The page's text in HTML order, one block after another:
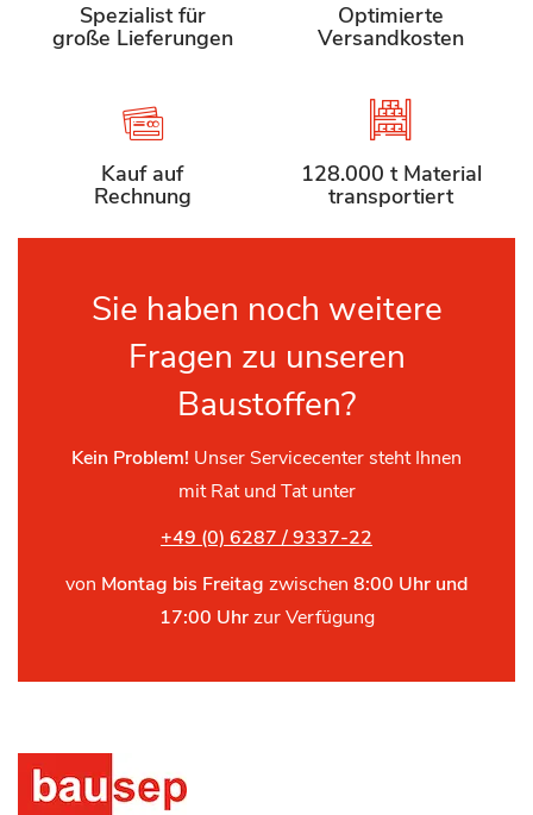
Spezialist für
große Lieferungen
Optimierte
Versandkosten
Kauf auf
Rechnung
128.000 t Material
transportiert
Sie haben noch weitere
Fragen zu unseren
Baustoffen?
Kein Problem! Unser Servicecenter steht Ihnen
mit Rat und Tat unter
+49 (0) 6287 / 9337-22
von Montag bis Freitag zwischen 8:00 Uhr und
17:00 Uhrzur Verfügung